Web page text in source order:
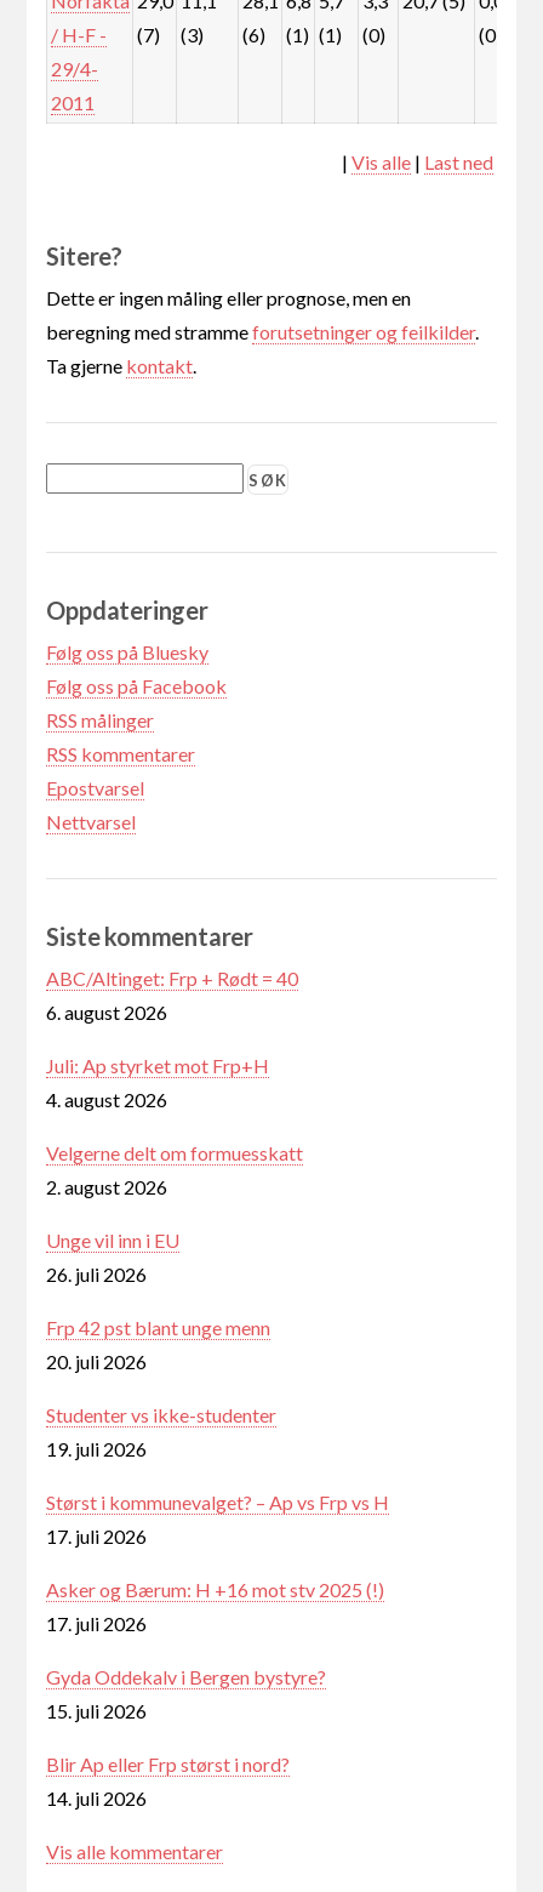
/ H-F -
29/4-
2011
(7)
(3)
(6)
(1) (1)
(0)
(0)
|Vis alle | Last ned
Sitere?
Dette er ingen måling eller prognose, men en
beregning med strammeforutsetninger og feilkilder.
Ta gjerne kontakt
Oppdateringer
Følg oss på Bluesky
Følg oss på Facebook
RSS målinger
RSS kommentarer
Epostvarsel
Nettvarsel
Siste kommentarer
ABC/Altinget: Frp + Rødt = 40
6. august 2026
Juli: Ap styrket mot Frp+H
4. august 2026
Velgerne delt om formuesskatt
2. august 2026
Unge vil inn i EU
26. juli 2026
Frp 42 pst blant unge menn
20. juli 2026
Studenter vs ikke-studenter
19. juli 2026
Størst i kommunevalget? – Ap vs Frp vs H
17. juli 2026
Asker og Bærum: H +16 mot stv 2025 (!)
17. juli 2026
Gyda Oddekalv i Bergen bystyre?
15. juli 2026
Blir Ap eller Frp størst i nord?
14. juli 2026
Vis alle kommentarer